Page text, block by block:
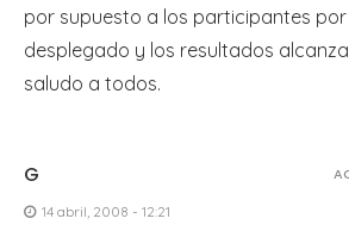
por supuesto a los participantes
desplegado y los resultados
saludo a todos.
G
14 abril, 2008 - 12:21